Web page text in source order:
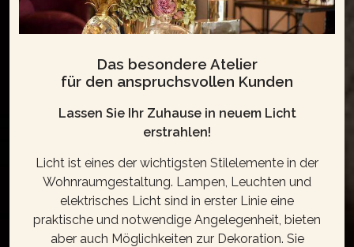
Das besondere Atelier
für den anspruchsvollen Kunden
Lassen Sie Ihr Zuhause in neuem Licht
erstrahlen!
Licht ist eines der wichtigsten Stilelemente in der
Wohnraumgestaltung. Lampen, Leuchten und
elektrisches Licht sind in erster Linie eine
praktische und notwendige Angelegenheit, bieten
aber auch Möglichkeiten zur Dekoration. Sie